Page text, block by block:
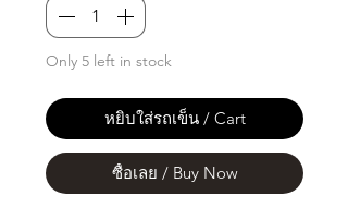
Only 5 left in stock
หยิบใส่รถเข็น / Cart
ซื้อเลย / Buy Now